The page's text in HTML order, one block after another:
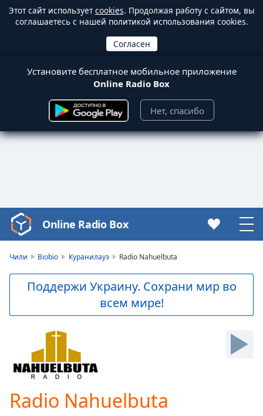
Этот сайт используетcookies. Продолжая работу с сайтом, вы
соглашаетесь с нашей политикой использования cookies.
Установите бесплатное мобильное приложение
Online Radio Box
Нет, спасибо
Video
Player
Skip
Mute
Current
Online Radio Box
Чили Biobio Куранилауэ Radio Nahuelbuta
Поддержи Украину. Сохрани мир во
всем мире!
Radio Nahuelbuta